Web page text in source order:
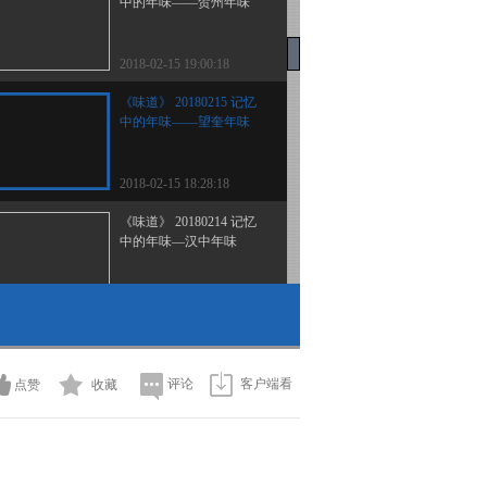
2018-02-15 19:00:18
《味道》 20180215 记忆
中的年味——望奎年味
2018-02-15 18:28:18
《味道》 20180214 记忆
中的年味—汉中年味
2018-02-13 23:16:15
点赞 收藏 评论 客户端看